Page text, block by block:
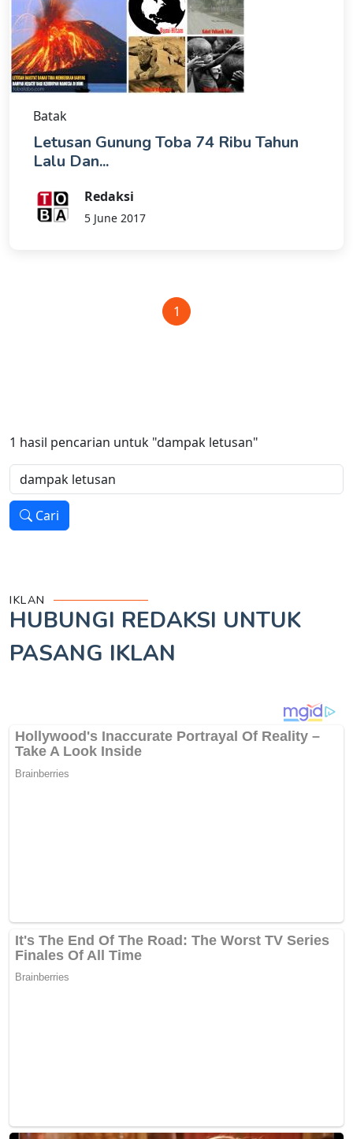
Batak
Letusan Gunung Toba 74 Ribu Tahun
Lalu Dan...
Redaksi
5 June 2017
1
1 hasil pencarian untuk "dampak letusan"
Cari
IKLAN
HUBUNGI REDAKSI UNTUK
PASANG IKLAN